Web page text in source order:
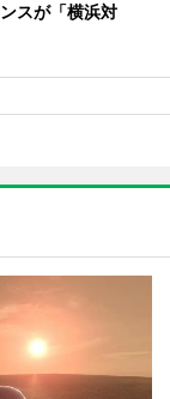
スが「横浜対